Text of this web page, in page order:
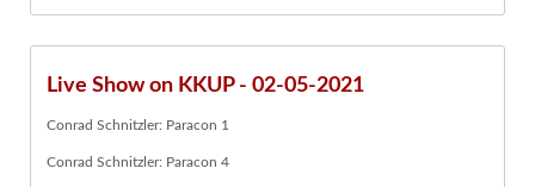
Live Show on KKUP - 02-05-2021
Conrad Schnitzler: Paracon 1
Conrad Schnitzler: Paracon 4